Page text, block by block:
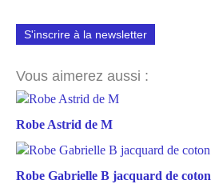
S'inscrire à la newsletter
Vous aimerez aussi :
Robe Astrid de M
Robe Gabrielle B jacquard de coton